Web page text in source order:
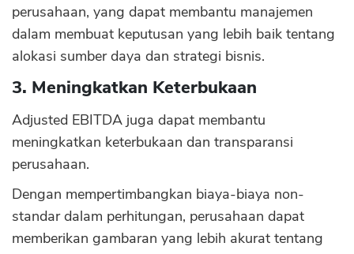
perusahaan, yang dapat membantu manajemen
dalam membuat keputusan yang lebih baik tentang
alokasi sumber daya dan strategi bisnis.
3. Meningkatkan Keterbukaan
Adjusted EBITDA juga dapat membantu
meningkatkan keterbukaan dan transparansi
perusahaan.
Dengan mempertimbangkan biaya-biaya non-
standar dalam perhitungan, perusahaan dapat
memberikan gambaran yang lebih akurat tentang